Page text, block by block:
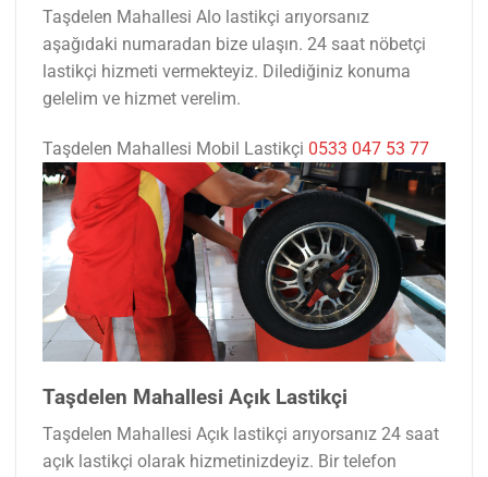
Taşdelen Mahallesi Alo lastikçi arıyorsanız
aşağıdaki numaradan bize ulaşın. 24 saat nöbetçi
lastikçi hizmeti vermekteyiz. Dilediğiniz konuma
gelelim ve hizmet verelim.
Taşdelen Mahallesi Mobil Lastikçi 0533 047 53 77
Taşdelen Mahallesi Açık Lastikçi
Taşdelen Mahallesi Açık lastikçi arıyorsanız 24 saat
açık lastikçi olarak hizmetinizdeyiz. Bir telefon